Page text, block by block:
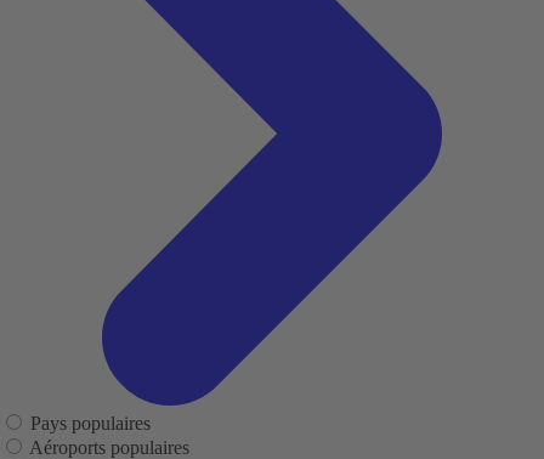
Pays populaires
Aéroports populaires